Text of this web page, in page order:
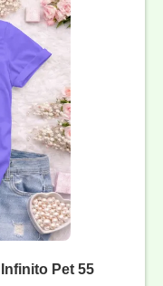
Pet 55